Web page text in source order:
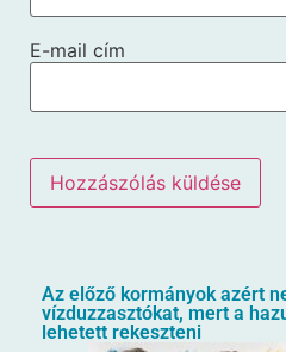
E-mail cím
Az előző kormányok azért
vízduzzasztókat, mert a
lehetett rekeszteni